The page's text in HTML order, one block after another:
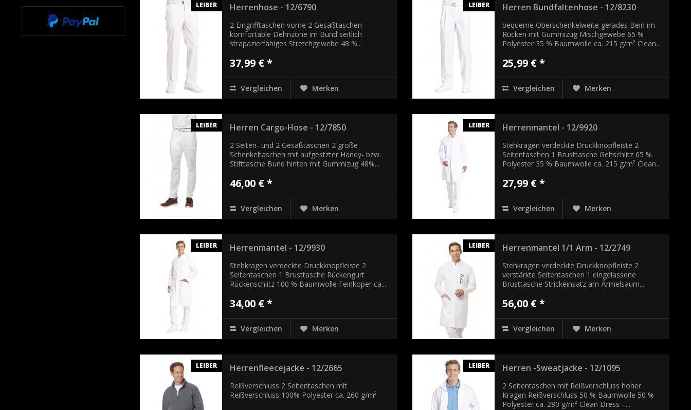
LEIBER Herrenhose - 12/6790
2 Eingrifftaschen vorne 2 Gesäßtaschen
komfortable Dehnzone im Bund seitlich
strapazierfähiges Stretchgewebe 48 %...
37,99 € *
Vergleichen Merken
LEIBER Herren Bundfaltenhose - 12/8230
bequeme Oberschenkelweite gerades Bein im
Rücken mit Gummizug Mischgewebe 65 %
Polyester 35 % Baumwolle ca. 215 g/m² Clean...
25,99 € *
Vergleichen Merken
LEIBER Herren Cargo-Hose - 12/7850
2 Seiten- und 2 Gesäßtaschen 2 große
Schenkeltaschen mit aufgestzter Handy- bzw.
Stifttasche Bund hinten mit Gummizug 48%...
46,00 € *
Vergleichen Merken
LEIBER Herrenmantel - 12/9920
Stehkragen verdeckte Druckknopfleiste 2
Seitentaschen 1 Brusttasche Gehschlitz 65 %
Polyester 35 % Baumwolle ca. 215 g/m² Clean...
27,99 € *
Vergleichen Merken
LEIBER Herrenmantel - 12/9930
Stehkragen verdeckte Druckknopfleiste 2
Seitentaschen 1 Brusttasche Rückengurt
Rückenschlitz 100 % Baumwolle Feinköper ca...
34,00 € *
Vergleichen Merken
LEIBER Herrenmantel 1/1 Arm - 12/2749
Stehkragen verdeckte Druckknopfleiste 2
verstärkte Seitentaschen 1 eingelassene
Brusttasche Strickeinsatz am Ärmelsaum...
56,00 € *
Vergleichen Merken
LEIBER Herrenfleecejacke - 12/2665
Reißverschluss 2 Seitentaschen mit
Reißverschluss 100% Polyester ca. 260 g/m²
LEIBER Herren -Sweatjacke - 12/1095
2 Seitentaschen mit Reißverschluss hoher
Kragen Reißverschluss 50 % Baumwolle 50 %
Polyester ca. 280 g/m² Clean Dress –...